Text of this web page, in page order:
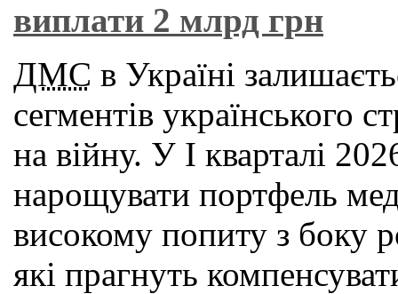
виплати 2 млрд грн
ДМС в Україні
сегментів українського
на війну. У І кварталі
нарощувати портфель
високому попиту з боку
які прагнуть